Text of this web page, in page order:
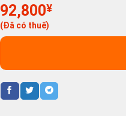
92,800¥
(Đã có thuế)